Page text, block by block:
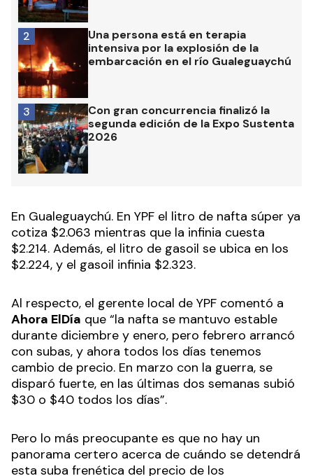
Una persona está en terapia
intensiva por la explosión de la
embarcación en el río Gualeguaychú
2
Con gran concurrencia finalizó la
segunda edición de la Expo Sustenta
2026
3
En Gualeguaychú. En YPF el litro de nafta súper ya
cotiza $2.063 mientras que la infinia cuesta
$2.214. Además, el litro de gasoil se ubica en los
$2.224, y el gasoil infinia $2.323.
Al respecto, el gerente local de YPF comentó a
Ahora ElDía que “la nafta se mantuvo estable
durante diciembre y enero, pero febrero arrancó
con subas, y ahora todos los días tenemos
cambio de precio. En marzo con la guerra, se
disparó fuerte, en las últimas dos semanas subió
$30 o $40 todos los días”.
Pero lo más preocupante es que no hay un
panorama certero acerca de cuándo se detendrá
esta suba frenética del precio de los